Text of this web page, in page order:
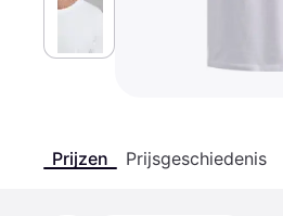
Prijzen Prijsgeschiedenis